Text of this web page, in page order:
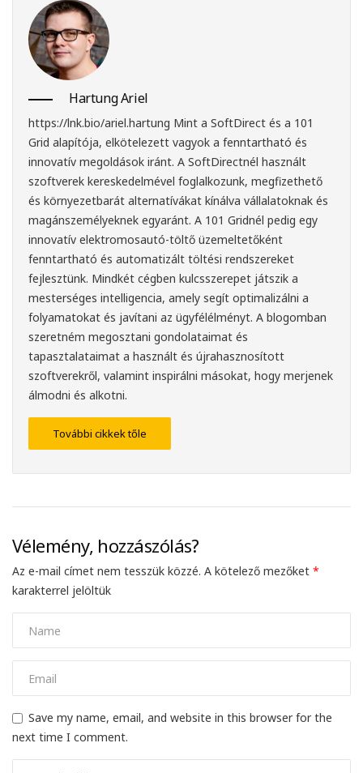
Hartung Ariel
https://lnk.bio/ariel.hartung Mint a SoftDirect és a 101
Grid alapítója, elkötelezett vagyok a fenntartható és
innovatív megoldások iránt. A SoftDirectnél használt
szoftverek kereskedelmével foglalkozunk, megfizethető
és környezetbarát alternatívákat kínálva vállalatoknak és
magánszemélyeknek egyaránt. A 101 Gridnél pedig egy
innovatív elektromosautó-töltő üzemeltetőként
fenntartható és automatizált töltési rendszereket
fejlesztünk. Mindkét cégben kulcsszerepet játszik a
mesterséges intelligencia, amely segít optimalizálni a
folyamatokat és javítani az ügyfélélményt. A blogomban
szeretném megosztani gondolataimat és
tapasztalataimat a használt és újrahasznosított
szoftverekről, valamint inspirálni másokat, hogy merjenek
álmodni és alkotni.
További cikkek tőle
Vélemény, hozzászólás?
Az e-mail címet nem tesszük közzé. A kötelező mezőket *
karakterrel jelöltük
Save my name, email, and website in this browser for the
next time I comment.